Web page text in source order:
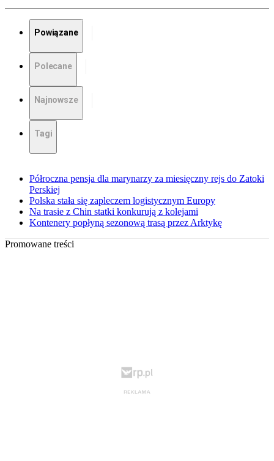
Powiązane
Polecane
Najnowsze
Tagi
Półroczna pensja dla marynarzy za miesięczny rejs do Zatoki
Perskiej
Polska stała się zapleczem logistycznym Europy
Na trasie z Chin statki konkurują z kolejami
Kontenery popłyną sezonową trasą przez Arktykę
Promowane treści